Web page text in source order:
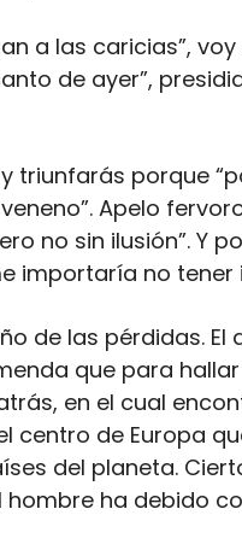
a las caricias”,
de ayer”,
triunfarás porque
Apelo
no sin ilusión”. Y
importaría no tener
de las pérdidas. El
que para
en el cual
centro de Europa
del planeta.
ha debido